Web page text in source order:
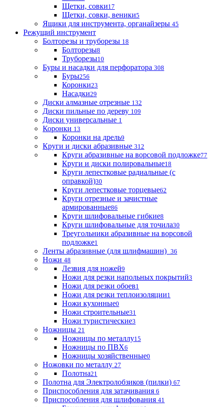
Щетки, совки17
Щетки, совки, веники5
Ящики для инструмента, органайзеры 45
Режущий инструмент
Болторезы и труборезы 18
Болторезы8
Труборезы10
Буры и насадки для перфоратора 308
Буры256
Коронки23
Насадки29
Диски алмазные отрезные 132
Диски пильные по дереву 109
Диски универсальные 1
Коронки 13
Коронки на дрель9
Круги и диски абразивные 312
Круги абразивные на ворсовой подложке77
Круги и диски полировальные18
Круги лепестковые радиальные (с
оправкой)30
Круги лепестковые торцевые62
Круги отрезные и зачистные
армированные86
Круги шлифовальные гибкие8
Круги шлифовальные для точила30
Треугольники абразивные на ворсовой
подложке1
Ленты абразивные (для шлифмашин) 36
Ножи 48
Лезвия для ножей9
Ножи для резки напольных покрытий3
Ножи для резки обоев1
Ножи для резки теплоизоляции1
Ножи кухонные0
Ножи строительные31
Ножи туристические3
Ножницы 21
Ножницы по металлу15
Ножницы по ПВХ6
Ножницы хозяйственные0
Ножовки по металлу 27
Полотна21
Полотна для Электролобзиков (пилки) 67
Приспособления для затачивания 6
Приспособления для шлифования 41